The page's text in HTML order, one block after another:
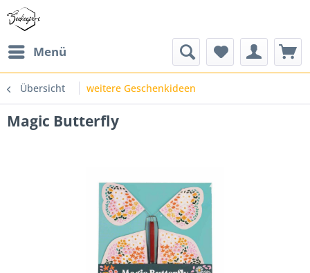
Menü
Übersicht weitere Geschenkideen
Magic Butterfly